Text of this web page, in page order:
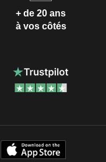
+ de 20 ans
à vos côtés